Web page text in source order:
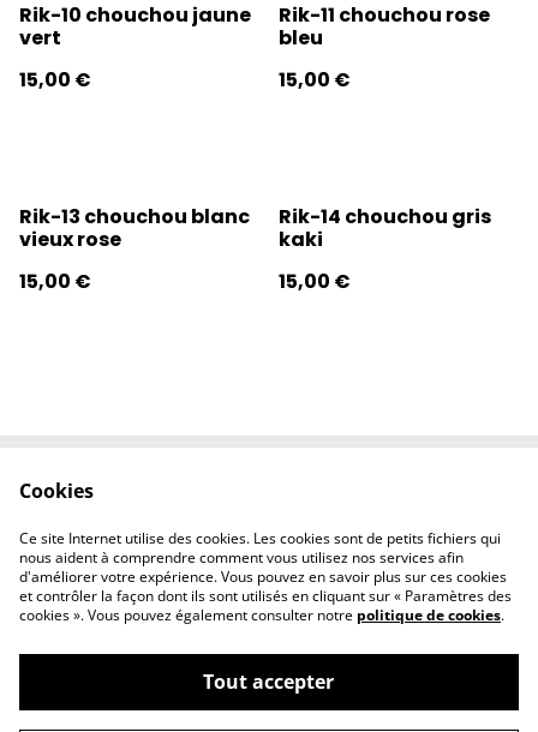
Rik-10 chouchou jaune
vert
15,00 €
Rik-11 chouchou rose
bleu
15,00 €
Rik-13 chouchou blanc
vieux rose
15,00 €
Rik-14 chouchou gris
kaki
15,00 €
Contactez-nous
Politique de
confidentialité
Politique de
cookies
©2026l'éclipse
Cookies
Ce site Internet utilise des cookies. Les cookies sont de petits fichiers qui
nous aident à comprendre comment vous utilisez nos services afin
d'améliorer votre expérience. Vous pouvez en savoir plus sur ces cookies
et contrôler la façon dont ils sont utilisés en cliquant sur « Paramètres des
cookies ». Vous pouvez également consulter notre politique de cookies.
Tout accepter